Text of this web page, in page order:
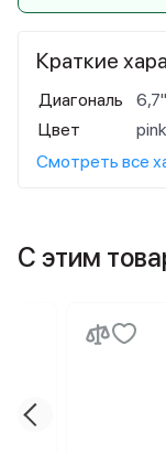
Краткие
Диагональ
6,7"
Цвет
pink
Смотреть все
С этим